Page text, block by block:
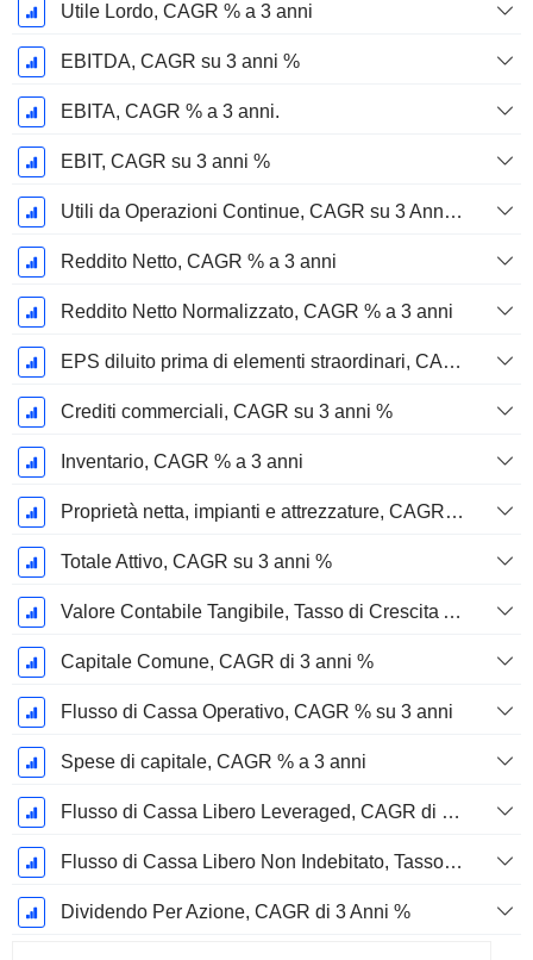
Utile Lordo, CAGR % a 3 anni
EBITDA, CAGR su 3 anni %
EBITA, CAGR % a 3 anni.
EBIT, CAGR su 3 anni %
Utili da Operazioni Continue, CAGR su 3 Anni %
Reddito Netto, CAGR % a 3 anni
Reddito Netto Normalizzato, CAGR % a 3 anni
EPS diluito prima di elementi straordinari, CAGR su 3 anni %
Crediti commerciali, CAGR su 3 anni %
Inventario, CAGR % a 3 anni
Proprietà netta, impianti e attrezzature, CAGR su 3 anni %
Totale Attivo, CAGR su 3 anni %
Valore Contabile Tangibile, Tasso di Crescita Annuo Composto su 3 anni %
Capitale Comune, CAGR di 3 anni %
Flusso di Cassa Operativo, CAGR % su 3 anni
Spese di capitale, CAGR % a 3 anni
Flusso di Cassa Libero Leveraged, CAGR di 3 Anni %
Flusso di Cassa Libero Non Indebitato, Tasso di Crescita Annuo Composto su 3 Anni %
Dividendo Per Azione, CAGR di 3 Anni %